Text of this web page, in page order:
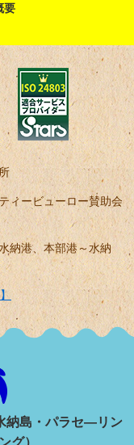
要
ィービューロー賛助会
納港、本部港～水納
納島・パラセ―リン
グ）